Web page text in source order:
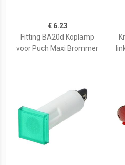
€ 6.23
Fitting BA20d Koplamp
voor Puch Maxi Brommer